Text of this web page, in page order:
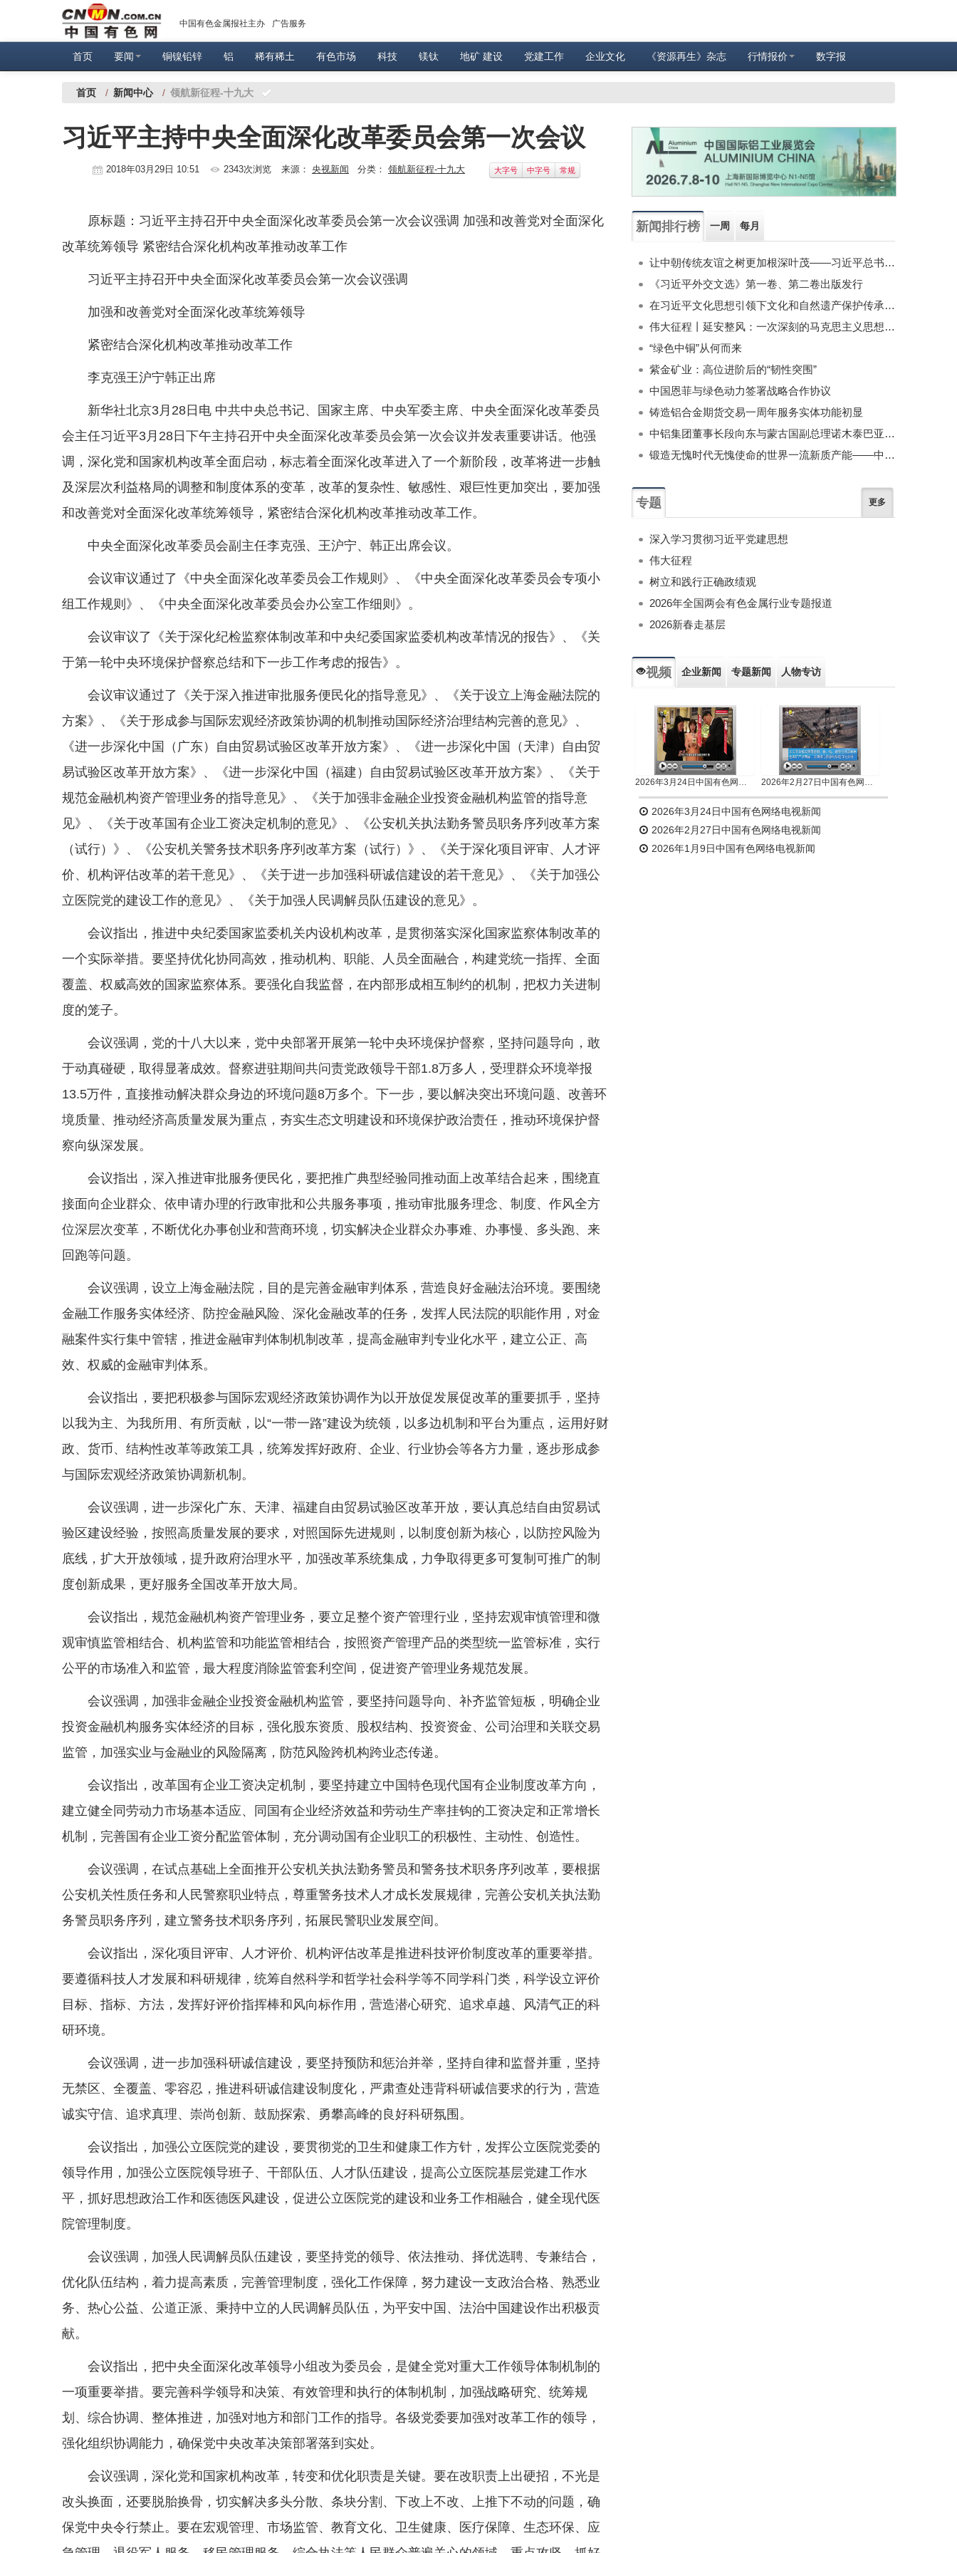
中国有色金属报社主办 广告服务
首页 要闻 铜镍铅锌 铝 稀有稀土 有色市场 科技 镁钛 地矿 建设 党建工作 企业文化 《资源再生》杂志 行情报价 数字报
首页 / 新闻中心 / 领航新征程-十九大
习近平主持中央全面深化改革委员会第一次会议
2018年03月29日 10:51 2343次浏览 来源： 央视新闻 分类： 领航新征程-十九大 大字号 中字号 常规
原标题：习近平主持召开中央全面深化改革委员会第一次会议强调 加强和改善党对全面深化
改革统筹领导 紧密结合深化机构改革推动改革工作
习近平主持召开中央全面深化改革委员会第一次会议强调
加强和改善党对全面深化改革统筹领导
紧密结合深化机构改革推动改革工作
李克强王沪宁韩正出席
新华社北京3月28日电 中共中央总书记、国家主席、中央军委主席、中央全面深化改革委员
会主任习近平3月28日下午主持召开中央全面深化改革委员会第一次会议并发表重要讲话。他强
调，深化党和国家机构改革全面启动，标志着全面深化改革进入了一个新阶段，改革将进一步触
及深层次利益格局的调整和制度体系的变革，改革的复杂性、敏感性、艰巨性更加突出，要加强
和改善党对全面深化改革统筹领导，紧密结合深化机构改革推动改革工作。
中央全面深化改革委员会副主任李克强、王沪宁、韩正出席会议。
会议审议通过了《中央全面深化改革委员会工作规则》、《中央全面深化改革委员会专项小
组工作规则》、《中央全面深化改革委员会办公室工作细则》。
会议审议了《关于深化纪检监察体制改革和中央纪委国家监委机构改革情况的报告》、《关
于第一轮中央环境保护督察总结和下一步工作考虑的报告》。
会议审议通过了《关于深入推进审批服务便民化的指导意见》、《关于设立上海金融法院的
方案》、《关于形成参与国际宏观经济政策协调的机制推动国际经济治理结构完善的意见》、
《进一步深化中国（广东）自由贸易试验区改革开放方案》、《进一步深化中国（天津）自由贸
易试验区改革开放方案》、《进一步深化中国（福建）自由贸易试验区改革开放方案》、《关于
规范金融机构资产管理业务的指导意见》、《关于加强非金融企业投资金融机构监管的指导意
见》、《关于改革国有企业工资决定机制的意见》、《公安机关执法勤务警员职务序列改革方案
（试行）》、《公安机关警务技术职务序列改革方案（试行）》、《关于深化项目评审、人才评
价、机构评估改革的若干意见》、《关于进一步加强科研诚信建设的若干意见》、《关于加强公
立医院党的建设工作的意见》、《关于加强人民调解员队伍建设的意见》。
会议指出，推进中央纪委国家监委机关内设机构改革，是贯彻落实深化国家监察体制改革的
一个实际举措。要坚持优化协同高效，推动机构、职能、人员全面融合，构建党统一指挥、全面
覆盖、权威高效的国家监察体系。要强化自我监督，在内部形成相互制约的机制，把权力关进制
度的笼子。
会议强调，党的十八大以来，党中央部署开展第一轮中央环境保护督察，坚持问题导向，敢
于动真碰硬，取得显著成效。督察进驻期间共问责党政领导干部1.8万多人，受理群众环境举报
13.5万件，直接推动解决群众身边的环境问题8万多个。下一步，要以解决突出环境问题、改善环
境质量、推动经济高质量发展为重点，夯实生态文明建设和环境保护政治责任，推动环境保护督
察向纵深发展。
会议指出，深入推进审批服务便民化，要把推广典型经验同推动面上改革结合起来，围绕直
接面向企业群众、依申请办理的行政审批和公共服务事项，推动审批服务理念、制度、作风全方
位深层次变革，不断优化办事创业和营商环境，切实解决企业群众办事难、办事慢、多头跑、来
回跑等问题。
会议强调，设立上海金融法院，目的是完善金融审判体系，营造良好金融法治环境。要围绕
金融工作服务实体经济、防控金融风险、深化金融改革的任务，发挥人民法院的职能作用，对金
融案件实行集中管辖，推进金融审判体制机制改革，提高金融审判专业化水平，建立公正、高
效、权威的金融审判体系。
会议指出，要把积极参与国际宏观经济政策协调作为以开放促发展促改革的重要抓手，坚持
以我为主、为我所用、有所贡献，以“一带一路”建设为统领，以多边机制和平台为重点，运用好财
政、货币、结构性改革等政策工具，统筹发挥好政府、企业、行业协会等各方力量，逐步形成参
与国际宏观经济政策协调新机制。
会议强调，进一步深化广东、天津、福建自由贸易试验区改革开放，要认真总结自由贸易试
验区建设经验，按照高质量发展的要求，对照国际先进规则，以制度创新为核心，以防控风险为
底线，扩大开放领域，提升政府治理水平，加强改革系统集成，力争取得更多可复制可推广的制
度创新成果，更好服务全国改革开放大局。
会议指出，规范金融机构资产管理业务，要立足整个资产管理行业，坚持宏观审慎管理和微
观审慎监管相结合、机构监管和功能监管相结合，按照资产管理产品的类型统一监管标准，实行
公平的市场准入和监管，最大程度消除监管套利空间，促进资产管理业务规范发展。
会议强调，加强非金融企业投资金融机构监管，要坚持问题导向、补齐监管短板，明确企业
投资金融机构服务实体经济的目标，强化股东资质、股权结构、投资资金、公司治理和关联交易
监管，加强实业与金融业的风险隔离，防范风险跨机构跨业态传递。
会议指出，改革国有企业工资决定机制，要坚持建立中国特色现代国有企业制度改革方向，
建立健全同劳动力市场基本适应、同国有企业经济效益和劳动生产率挂钩的工资决定和正常增长
机制，完善国有企业工资分配监管体制，充分调动国有企业职工的积极性、主动性、创造性。
会议强调，在试点基础上全面推开公安机关执法勤务警员和警务技术职务序列改革，要根据
公安机关性质任务和人民警察职业特点，尊重警务技术人才成长发展规律，完善公安机关执法勤
务警员职务序列，建立警务技术职务序列，拓展民警职业发展空间。
会议指出，深化项目评审、人才评价、机构评估改革是推进科技评价制度改革的重要举措。
要遵循科技人才发展和科研规律，统筹自然科学和哲学社会科学等不同学科门类，科学设立评价
目标、指标、方法，发挥好评价指挥棒和风向标作用，营造潜心研究、追求卓越、风清气正的科
研环境。
会议强调，进一步加强科研诚信建设，要坚持预防和惩治并举，坚持自律和监督并重，坚持
无禁区、全覆盖、零容忍，推进科研诚信建设制度化，严肃查处违背科研诚信要求的行为，营造
诚实守信、追求真理、崇尚创新、鼓励探索、勇攀高峰的良好科研氛围。
会议指出，加强公立医院党的建设，要贯彻党的卫生和健康工作方针，发挥公立医院党委的
领导作用，加强公立医院领导班子、干部队伍、人才队伍建设，提高公立医院基层党建工作水
平，抓好思想政治工作和医德医风建设，促进公立医院党的建设和业务工作相融合，健全现代医
院管理制度。
会议强调，加强人民调解员队伍建设，要坚持党的领导、依法推动、择优选聘、专兼结合，
优化队伍结构，着力提高素质，完善管理制度，强化工作保障，努力建设一支政治合格、熟悉业
务、热心公益、公道正派、秉持中立的人民调解员队伍，为平安中国、法治中国建设作出积极贡
献。
会议指出，把中央全面深化改革领导小组改为委员会，是健全党对重大工作领导体制机制的
一项重要举措。要完善科学领导和决策、有效管理和执行的体制机制，加强战略研究、统筹规
划、综合协调、整体推进，加强对地方和部门工作的指导。各级党委要加强对改革工作的领导，
强化组织协调能力，确保党中央改革决策部署落到实处。
会议强调，深化党和国家机构改革，转变和优化职责是关键。要在改职责上出硬招，不光是
改头换面，还要脱胎换骨，切实解决多头分散、条块分割、下改上不改、上推下不动的问题，确
保党中央令行禁止。要在宏观管理、市场监管、教育文化、卫生健康、医疗保障、生态环保、应
新闻排行榜 一周 每月
让中朝传统友谊之树更加根深叶茂——习近平总书记对朝鲜进行国事访问纪实
《习近平外交文选》第一卷、第二卷出版发行
在习近平文化思想引领下文化和自然遗产保护传承利用工作开创新局面
伟大征程丨延安整风：一次深刻的马克思主义思想教育运动
“绿色中铜”从何而来
紫金矿业：高位进阶后的“韧性突围”
中国恩菲与绿色动力签署战略合作协议
铸造铝合金期货交易一周年服务实体功能初显
中铝集团董事长段向东与蒙古国副总理诺木泰巴亚尔举行会谈
锻造无愧时代无愧使命的世界一流新质产能——中国有色金属工业的战略应对与破局之道（二）
专题 更多
深入学习贯彻习近平党建思想
伟大征程
树立和践行正确政绩观
2026年全国两会有色金属行业专题报道
2026新春走基层
视频 企业新闻 专题新闻 人物专访
2026年3月24日中国有色网络电视新闻 2026年2月27日中国有色网络电视新闻
2026年3月24日中国有色网络电视新闻
2026年2月27日中国有色网络电视新闻
2026年1月9日中国有色网络电视新闻